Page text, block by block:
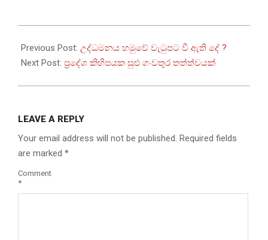
09-
05
Previous Post: උද්ධමනය හමුවේ වැටුපට වී ඇති දේ ?
Next Post: ප්‍රදේශ කිහිපයක සුළු ගංවතුර තත්ත්වයක්
LEAVE A REPLY
Your email address will not be published. Required fields
are marked *
Comment
*